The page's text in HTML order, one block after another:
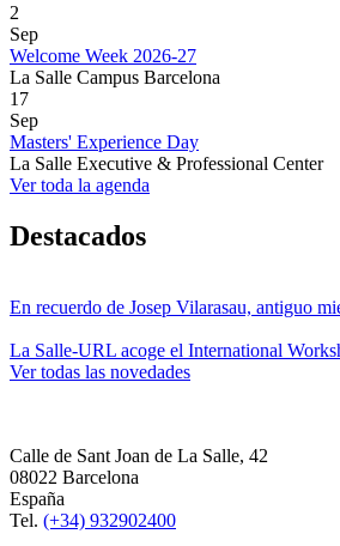
2
Sep
Welcome Week 2026-27
La Salle Campus Barcelona
17
Sep
Masters' Experience Day
La Salle Executive & Professional Center
Ver toda la agenda
Destacados
En recuerdo de Josep Vilarasau, antiguo
La Salle-URL acoge el International
Ver todas las novedades
Calle de Sant Joan de La Salle, 42
08022 Barcelona
España
Tel. (+34) 932902400